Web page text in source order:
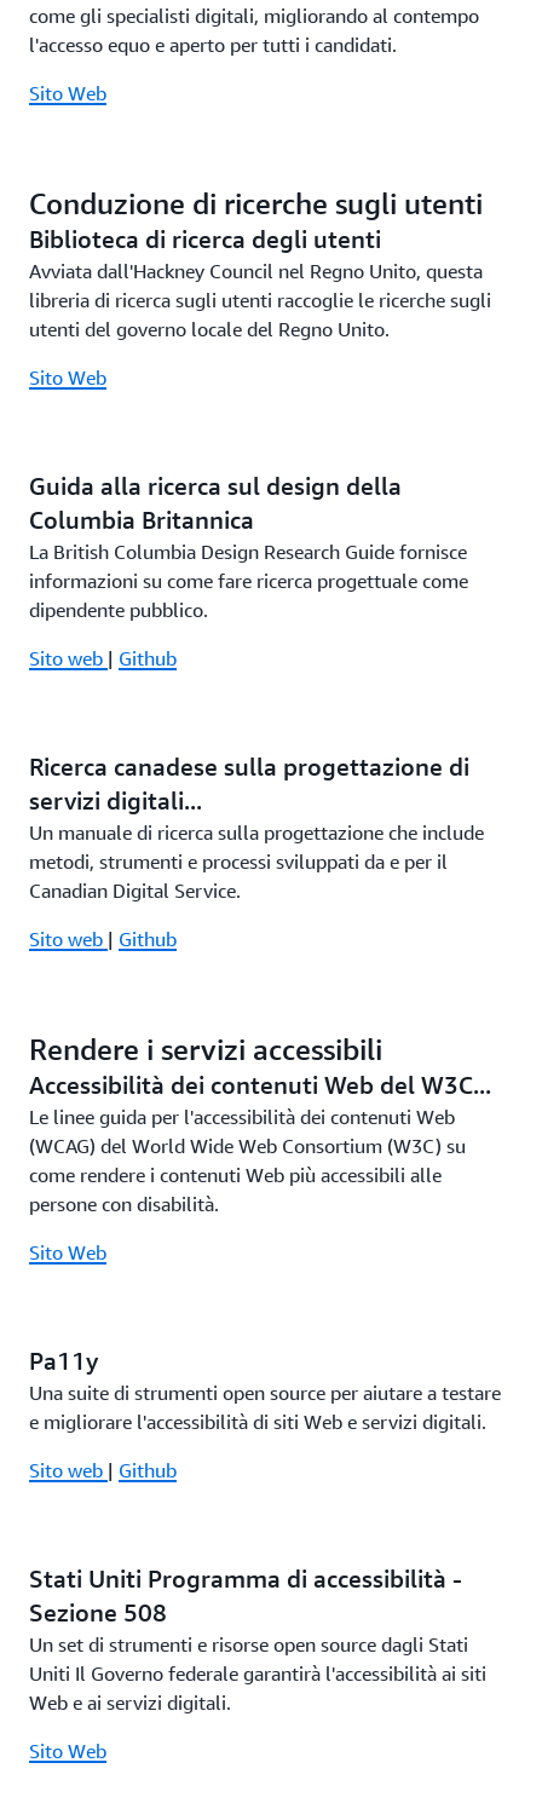
come gli specialisti digitali, migliorando al contempo
l'accesso equo e aperto per tutti i candidati.
Sito Web
Conduzione di ricerche sugli utenti
Biblioteca di ricerca degli utenti
Avviata dall'Hackney Council nel Regno Unito, questa
libreria di ricerca sugli utenti raccoglie le ricerche sugli
utenti del governo locale del Regno Unito.
Sito Web
Guida alla ricerca sul design della
Columbia Britannica
La British Columbia Design Research Guide fornisce
informazioni su come fare ricerca progettuale come
dipendente pubblico.
Sito web | Github
Ricerca canadese sulla progettazione di
servizi digitali...
Un manuale di ricerca sulla progettazione che include
metodi, strumenti e processi sviluppati da e per il
Canadian Digital Service.
Sito web | Github
Rendere i servizi accessibili
Accessibilità dei contenuti Web del W3C...
Le linee guida per l'accessibilità dei contenuti Web
(WCAG) del World Wide Web Consortium (W3C) su
come rendere i contenuti Web più accessibili alle
persone con disabilità.
Sito Web
Pa11y
Una suite di strumenti open source per aiutare a testare
e migliorare l'accessibilità di siti Web e servizi digitali.
Sito web | Github
Stati Uniti Programma di accessibilità -
Sezione 508
Un set di strumenti e risorse open source dagli Stati
Uniti Il Governo federale garantirà l'accessibilità ai siti
Web e ai servizi digitali.
Sito Web